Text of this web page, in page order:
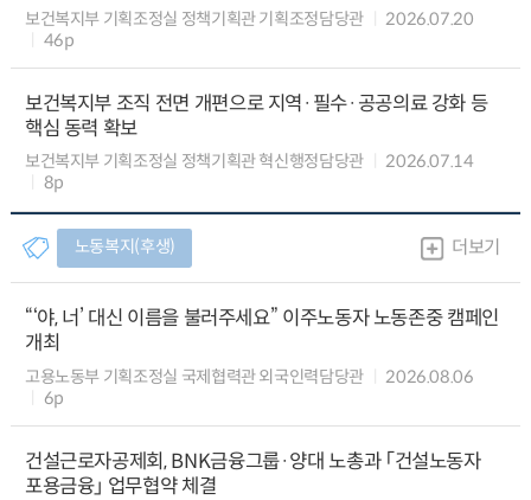
보건복지부 기획조정실 정책기획관 기획조정담당관
2026.07.20
46p
보건복지부 조직 전면 개편으로 지역·필수·공공의료 강화 등
핵심 동력 확보
보건복지부 기획조정실 정책기획관 혁신행정담당관
2026.07.14
8p
노동복지(후생) 더보기
“‘야, 너’ 대신 이름을 불러주세요” 이주노동자 노동존중 캠페인
개최
고용노동부 기획조정실 국제협력관 외국인력담당관
2026.08.06
6p
건설근로자공제회, BNK금융그룹·양대 노총과 「건설노동자
포용금융」 업무협약 체결